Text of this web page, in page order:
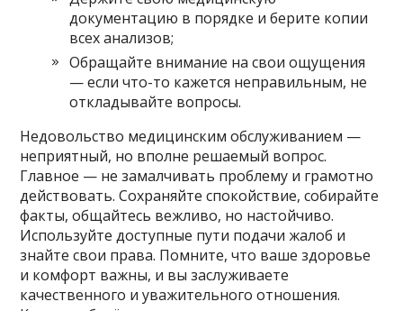
документацию в порядке и берите копии
всех анализов;
Обращайте внимание на свои ощущения
— если что-то кажется неправильным, не
откладывайте вопросы.
Недовольство медицинским обслуживанием —
неприятный, но вполне решаемый вопрос.
Главное — не замалчивать проблему и грамотно
действовать. Сохраняйте спокойствие, собирайте
факты, общайтесь вежливо, но настойчиво.
Используйте доступные пути подачи жалоб и
знайте свои права. Помните, что ваше здоровье
и комфорт важны, и вы заслуживаете
качественного и уважительного отношения.